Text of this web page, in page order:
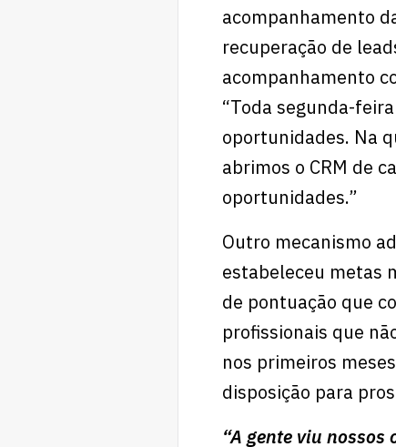
acompanhamento
recuperação de
acompanhamento
“Toda segunda-
oportunidades. Na
abrimos o CRM de
oportunidades.”
Outro mecanismo
estabeleceu metas
de pontuação que
profissionais que
nos primeiros
disposição para
“A gente viu